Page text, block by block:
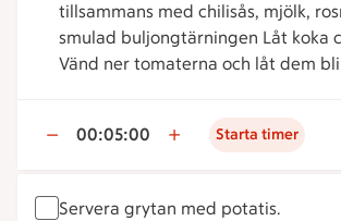
tillsammans med chilisås, mjölk,
smulad buljongtärningen Låt koka
Vänd ner tomaterna och låt dem
00:05:00 Starta timer
Servera grytan med potatis.